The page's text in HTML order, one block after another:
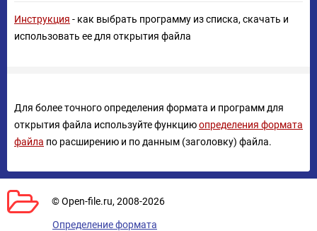
Инструкция - как выбрать программу из списка, скачать и
использовать ее для открытия файла
Для более точного определения формата и программ для
открытия файла используйте функциюопределения формата
файла по расширению и по данным (заголовку) файла.
© Open-file.ru, 2008-2026
Определение формата